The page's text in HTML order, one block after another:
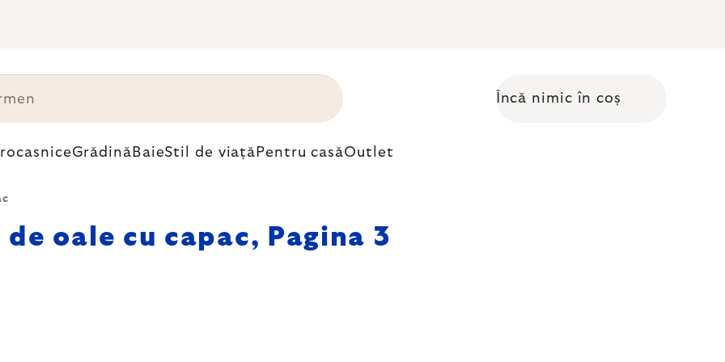
Coş de cumpărături
Încă nimic în coș
Grădină BaieStil de viață Pentru casăOutlet
oale cu capac, Pagina 3